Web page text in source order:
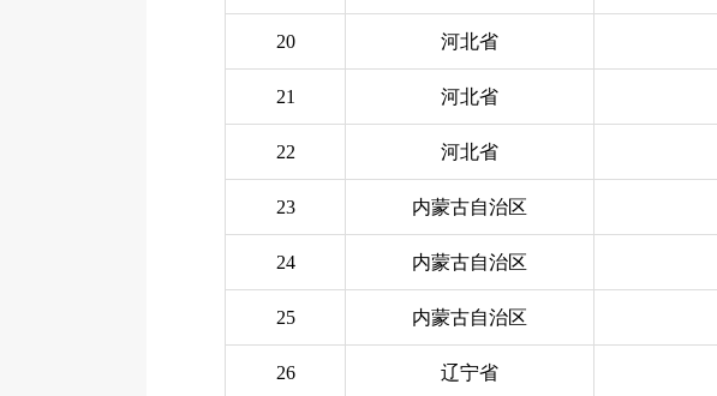
20 河北省
21 河北省
22 河北省
23 内蒙古自治区
24 内蒙古自治区
25 内蒙古自治区
26 辽宁省